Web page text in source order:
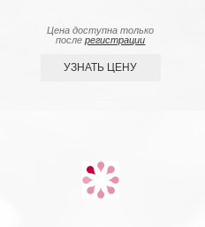
Цена доступна только
послерегистрации
УЗНАТЬ ЦЕНУ